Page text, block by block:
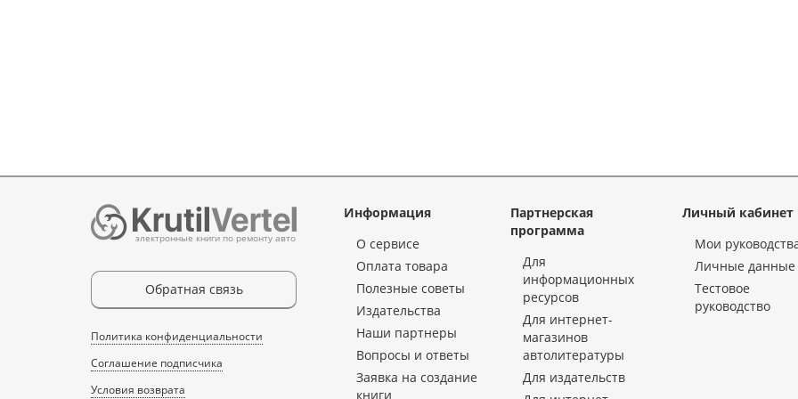
электронные книги по ремонту авто
Обратная связь
Политика конфиденциальности
Соглашение подписчика
Условия возврата
Информация
О сервисе
Оплата товара
Полезные советы
Издательства
Наши партнеры
Вопросы и ответы
Заявка на создание
книги
Партнерская
программа
Для
информационных
ресурсов
Для интернет-
магазинов
автолитературы
Для издательств
Личный кабинет
Мои
Личные данные
Тестовое
руководство